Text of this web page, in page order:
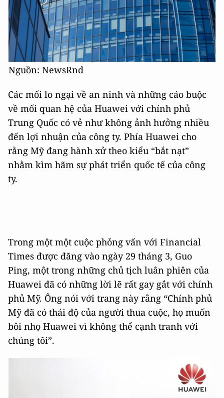
Nguồn: NewsRnd
Các mối lo ngại về an ninh và những cáo buộc
về mối quan hệ của Huawei với chính phủ
Trung Quốc có vẻ như không ảnh hưởng nhiều
đến lợi nhuận của công ty. Phía Huawei cho
rằng Mỹ đang hành xử theo kiểu “bắt nạt”
nhằm kìm hãm sự phát triển quốc tế của công
ty.
Trong một một cuộc phỏng vấn với Financial
Times được đăng vào ngày 29 tháng 3, Guo
Ping, một trong những chủ tịch luân phiên của
Huawei đã có những lời lẽ rất gay gắt với chính
phủ Mỹ. Ông nói với trang này rằng “Chính phủ
Mỹ đã có thái độ của người thua cuộc, họ muốn
bôi nhọ Huawei vì không thể cạnh tranh với
chúng tôi”.